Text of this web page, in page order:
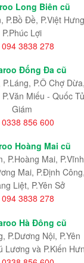
Long Biên cũ
P.Bồ Đề, P.Việt
P.Phúc Lợi
3838 278
Đống Đa cũ
P.Ô Chợ
P.Văn Miếu - Quốc
Giám
856 600
Hoàng Mai cũ
, P.Hoàng Mai, P.Vĩnh
Mai, P.Định
Liệt, P.Yên Sở
3838 278
Hà Đông cũ
P.Dương Nội, P.Yên
Lương và P.Kiến